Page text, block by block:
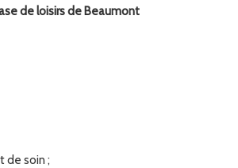
de loisirs de Beaumont
de soin ;